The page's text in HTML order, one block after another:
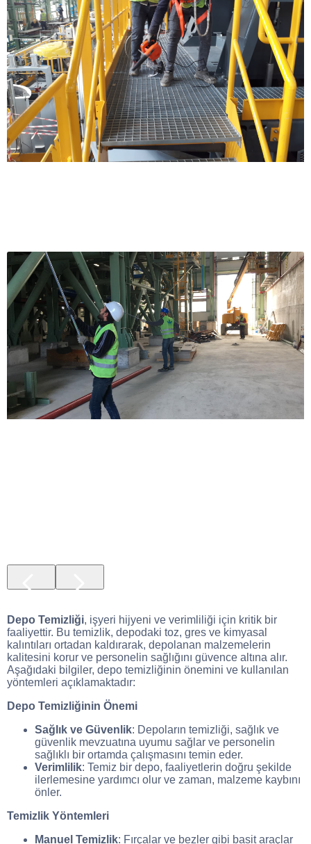
Depo Temizliği, işyeri hijyeni ve verimliliği için kritik bir
faaliyettir. Bu temizlik, depodaki toz, gres ve kimyasal
kalıntıları ortadan kaldırarak, depolanan malzemelerin
kalitesini korur ve personelin sağlığını güvence altına alır.
Aşağıdaki bilgiler, depo temizliğinin önemini ve kullanılan
yöntemleri açıklamaktadır:
Depo Temizliğinin Önemi
Sağlık ve Güvenlik: Depoların temizliği, sağlık ve
güvenlik mevzuatına uyumu sağlar ve personelin
sağlıklı bir ortamda çalışmasını temin eder.
Verimlilik: Temiz bir depo, faaliyetlerin doğru şekilde
ilerlemesine yardımcı olur ve zaman, malzeme kaybını
önler.
Temizlik Yöntemleri
Manuel Temizlik: Fırçalar ve bezler gibi basit araçlar